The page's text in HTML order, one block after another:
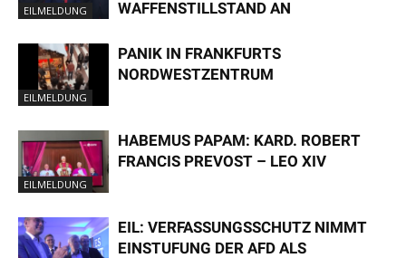
EILMELDUNG
WAFFENSTILLSTAND AN
EILMELDUNG
PANIK IN FRANKFURTS
NORDWESTZENTRUM
EILMELDUNG
HABEMUS PAPAM: KARD. ROBERT
FRANCIS PREVOST – LEO XIV
EIL: VERFASSUNGSSCHUTZ NIMMT
EINSTUFUNG DER AFD ALS